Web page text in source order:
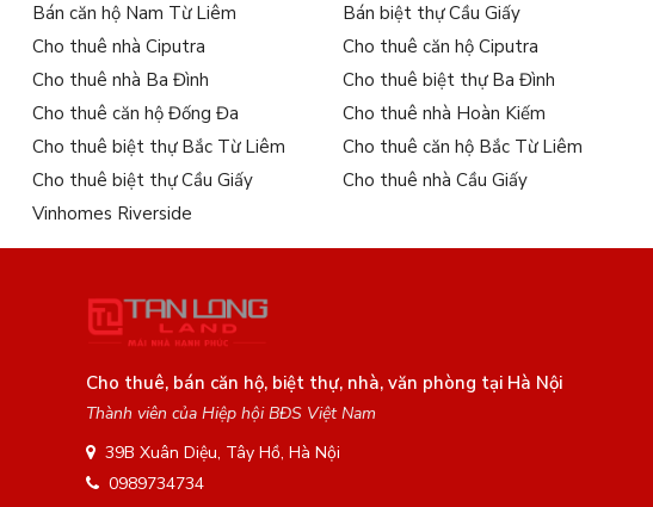
Bán căn hộ Nam Từ Liêm
Bán biệt thự Cầu Giấy
Cho thuê nhà Ciputra
Cho thuê căn hộ Ciputra
Cho thuê nhà Ba Đình
Cho thuê biệt thự Ba Đình
Cho thuê căn hộ Đống Đa
Cho thuê nhà Hoàn Kiếm
Cho thuê biệt thự Bắc Từ Liêm
Cho thuê căn hộ Bắc Từ Liêm
Cho thuê biệt thự Cầu Giấy
Cho thuê nhà Cầu Giấy
Vinhomes Riverside
Cho thuê, bán căn hộ, biệt thự, nhà, văn phòng tại Hà Nội
Thành viên của Hiệp hội BĐS Việt Nam
39B Xuân Diệu, Tây Hồ, Hà Nội
0989734734